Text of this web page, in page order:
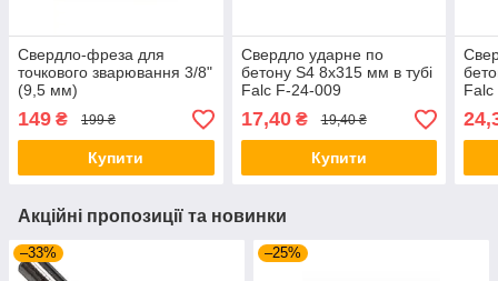
Свердло-фреза для
точкового зварювання 3/8"
(9,5 мм)
149 ₴ 199 ₴
Купити
Свердло ударне по
бетону S4 8х315 мм в тубі
Falc F-24-009
17,40₴ 19,40 ₴
Купити
Falc
Акційні пропозиції та новинки
–33% –25%